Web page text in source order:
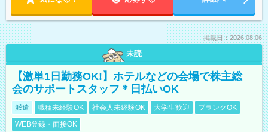
掲載日：2026.08.06
未読
【激単1日勤務OK!】ホテルなどの会場で株主総
会のサポートスタッフ＊日払いOK
派遣 職種未経験OK 社会人未経験OK 大学生歓迎
ブランクOK
WEB登録・面接OK